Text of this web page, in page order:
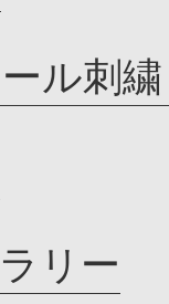
ル刺
リー